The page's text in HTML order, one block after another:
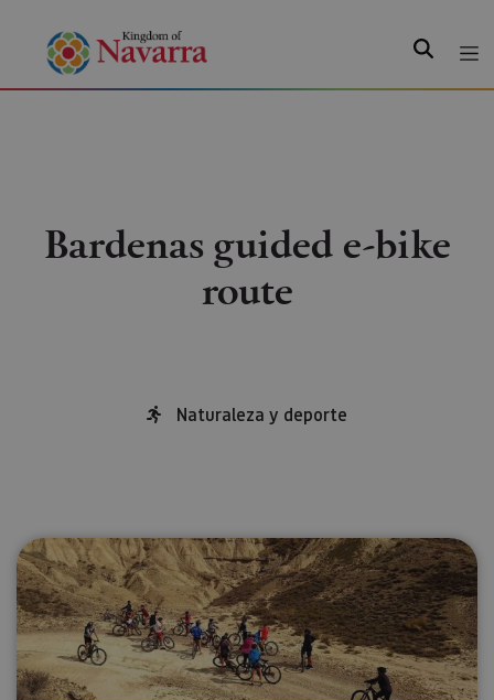
Search
Bardenas guided e-bike
route
Naturaleza y deporte